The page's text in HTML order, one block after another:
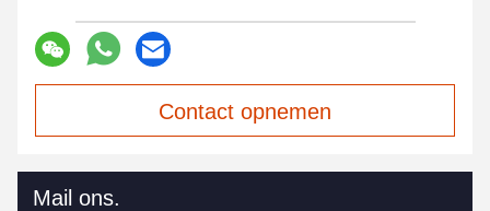
Contact opnemen
Mail ons.